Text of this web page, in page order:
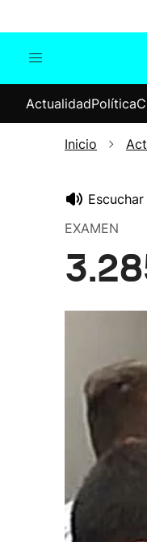
Internacional
ActualidadPolítica
Inicio
Escuchar
EXAMEN